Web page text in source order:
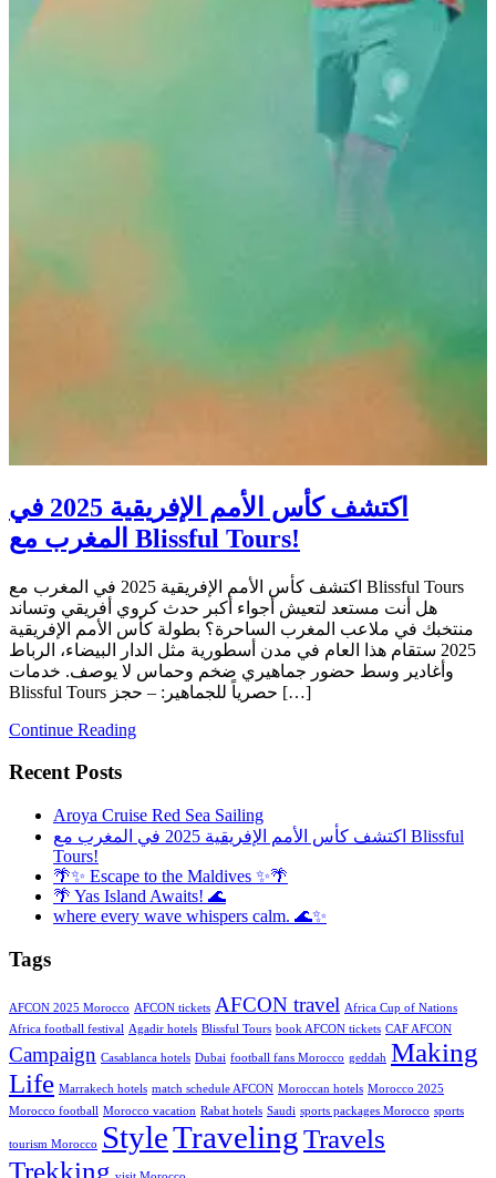
اكتشف كأس الأمم الإفريقية 2025 في
المغرب مع Blissful Tours!
اكتشف كأس الأمم الإفريقية 2025 في المغرب مع Blissful Tours
هل أنت مستعد لتعيش أجواء أكبر حدث كروي أفريقي وتساند
منتخبك في ملاعب المغرب الساحرة؟ بطولة كأس الأمم الإفريقية
2025 ستقام هذا العام في مدن أسطورية مثل الدار البيضاء، الرباط
وأغادير وسط حضور جماهيري ضخم وحماس لا يوصف. خدمات
Blissful Tours حصرياً للجماهير: – حجز […]
Continue Reading
Recent Posts
Aroya Cruise Red Sea Sailing
اكتشف كأس الأمم الإفريقية 2025 في المغرب مع Blissful
Tours!
🌴✨ Escape to the Maldives ✨🌴
🌴 Yas Island Awaits! 🌊
where every wave whispers calm. 🌊✨
Tags
AFCON 2025 Morocco AFCON tickets AFCON travel Africa Cup of Nations
Africa football festival
Agadir hotels Blissful Tours book AFCON tickets CAF AFCON
Campaign Casablanca hotels Dubai football fans Morocco geddah Making
Life Marrakech hotels match schedule AFCON Moroccan hotels Morocco 2025
Morocco football Morocco vacation Rabat hotels Saudi sports packages Morocco sports
tourism Morocco StyleTravelingTravels
Trekking